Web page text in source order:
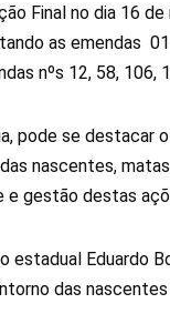
Final no dia 16
as emendas
nºs 12, 58, 106,
pode se
nascentes,
gestão destas
estadual Eduardo
das